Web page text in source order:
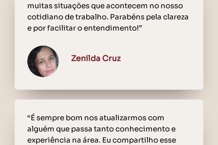
muitas situações que acontecem no nosso
cotidiano de trabalho. Parabéns pela clareza
e por facilitar o entendimento!”
Zenilda Cruz
“É sempre bom nos atualizarmos com
alguém que passa tanto conhecimento e
experiência na área. Eu compartilho esse